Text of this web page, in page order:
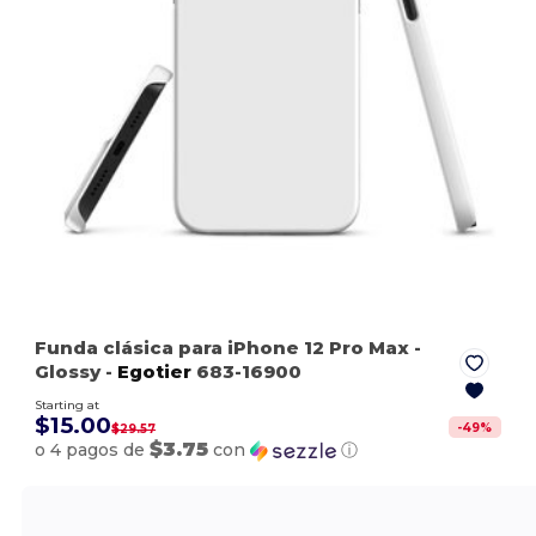
Funda clásica para iPhone 12 Pro Max -
Glossy- Egotier 683-16900
Starting at
$15.00$29.57 -49%
o 4 pagos de$3.75 con ⓘ